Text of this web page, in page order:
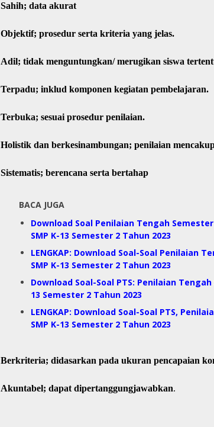
Sahih; data akurat
Objektif; prosedur serta kriteria yang jelas.
Adil; tidak menguntungkan/ merugikan siswa
Terpadu; inklud komponen kegiatan pembelajaran.
Terbuka; sesuai prosedur penilaian.
Holistik dan berkesinambungan; penilaian
Sistematis; berencana serta bertahap
BACA JUGA
Download Soal Penilaian Tengah
SMP K-13 Semester 2 Tahun 2023
LENGKAP: Download Soal-Soal Penilaian
SMP K-13 Semester 2 Tahun 2023
Download Soal-Soal PTS: Penilaian
13 Semester 2 Tahun 2023
LENGKAP: Download Soal-Soal PTS,
SMP K-13 Semester 2 Tahun 2023
Berkriteria; didasarkan pada ukuran pencapaian
Akuntabel; dapat dipertanggungjawabkan.